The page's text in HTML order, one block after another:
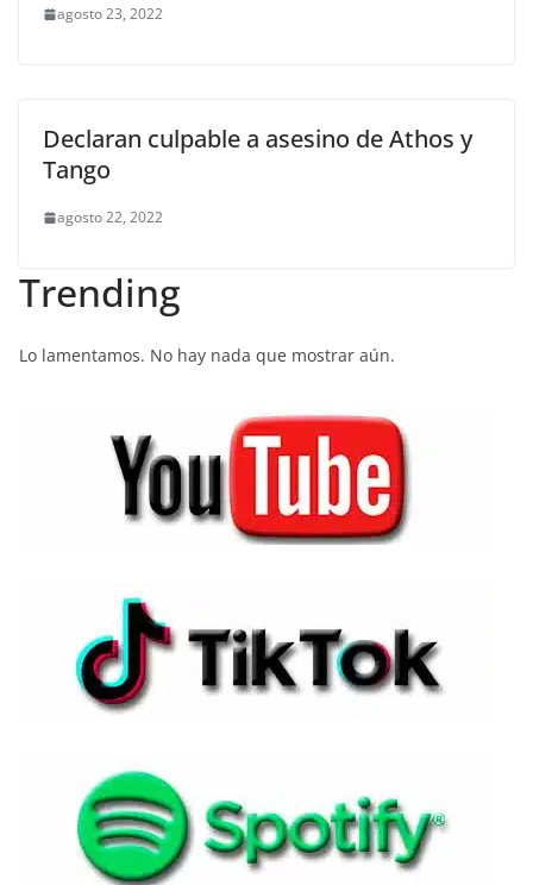
agosto 23, 2022
Declaran culpable a asesino de Athos y
Tango
agosto 22, 2022
Trending
Lo lamentamos. No hay nada que mostrar aún.